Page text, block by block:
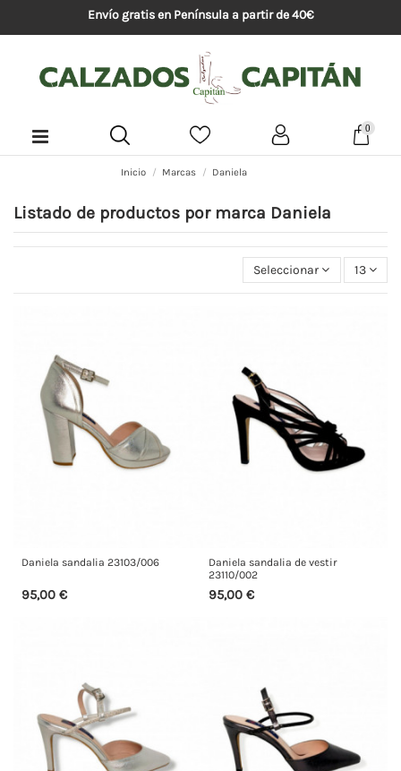
Envío gratis en Península a partir de 40€
0
Inicio Marcas Daniela
Listado de productos por marca Daniela
Seleccionar 13
Daniela sandalia 23103/006
95,00 €
Daniela sandalia de vestir
23110/002
95,00 €